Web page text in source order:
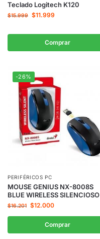
Teclado Logitech K120
$15.999 $11.999
Comprar
-26%
PERIFÉRICOS PC
MOUSE GENIUS NX-8008S
BLUE WIRELESS SILENCIOSO
$16.201 $12.000
Comprar